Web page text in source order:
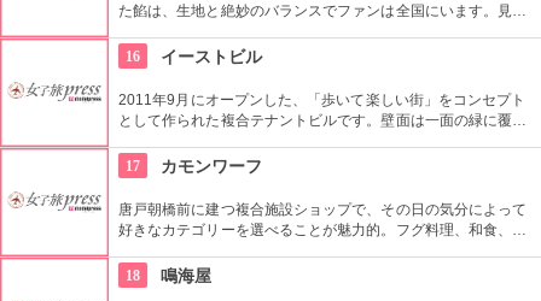
た餡は、生地と絶妙のバランスでファンは全国にいます。見た
と間違いありません。
16 イーストビル
2011年9月にオープンした、「歩いて楽しい街」をコンセプト
として作られた複合テナントビルです。壁面は一面の緑に覆わ
ン」や「H&M」など有名アパレルをはじめ、お腹も満たしてく
れるパティスリーなどもあります。
17 カモンワーフ
唐戸朝橋前に建つ複合施設ショップで、その日の気分によって
好きなカテゴリーを選べることが魅力的。フグ料理、和食、寿
る・1人でも利用しやすいなど。また、下関名菓やご当地キャ
ラクターグッズなどを扱うショップもある。
18 鳴海屋